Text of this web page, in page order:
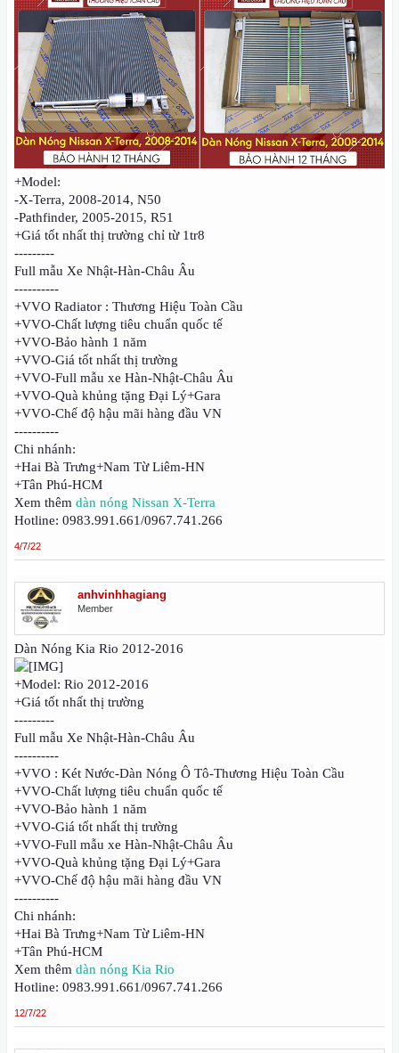
+Model:
-X-Terra, 2008-2014, N50
-Pathfinder, 2005-2015, R51
+Giá tốt nhất thị trường chỉ từ 1tr8
---------
Full mẫu Xe Nhật-Hàn-Châu Âu
----------
+VVO Radiator : Thương Hiệu Toàn Cầu
+VVO-Chất lượng tiêu chuẩn quốc tế
+VVO-Bảo hành 1 năm
+VVO-Giá tốt nhất thị trường
+VVO-Full mẫu xe Hàn-Nhật-Châu Âu
+VVO-Quà khủng tặng Đại Lý+Gara
+VVO-Chế độ hậu mãi hàng đầu VN
----------
Chi nhánh:
+Hai Bà Trưng+Nam Từ Liêm-HN
+Tân Phú-HCM
Xem thêm dàn nóng Nissan X-Terra
Hotline: 0983.991.661/0967.741.266
4/7/22
anhvinhhagiang
Member
Dàn Nóng Kia Rio 2012-2016
+Model: Rio 2012-2016
+Giá tốt nhất thị trường
---------
Full mẫu Xe Nhật-Hàn-Châu Âu
----------
+VVO : Két Nước-Dàn Nóng Ô Tô-Thương Hiệu Toàn Cầu
+VVO-Chất lượng tiêu chuẩn quốc tế
+VVO-Bảo hành 1 năm
+VVO-Giá tốt nhất thị trường
+VVO-Full mẫu xe Hàn-Nhật-Châu Âu
+VVO-Quà khủng tặng Đại Lý+Gara
+VVO-Chế độ hậu mãi hàng đầu VN
----------
Chi nhánh:
+Hai Bà Trưng+Nam Từ Liêm-HN
+Tân Phú-HCM
Xem thêm dàn nóng Kia Rio
Hotline: 0983.991.661/0967.741.266
12/7/22